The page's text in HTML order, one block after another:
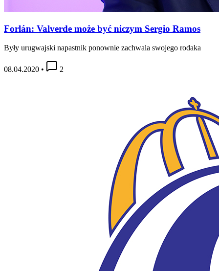
Forlán: Valverde może być niczym Sergio Ramos
Były urugwajski napastnik ponownie zachwala swojego rodaka
08.04.2020 • 2